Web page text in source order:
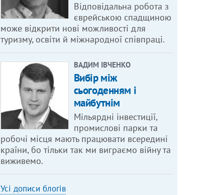
Відповідальна робота з
єврейською спадщиною
може відкрити нові можливості для
туризму, освіти й міжнародної співпраці.
ВАДИМ ІВЧЕНКО
Вибір між
сьогоденням і
майбутнім
Мільярдні інвестиції,
промислові парки та
робочі місця мають працювати всередині
країни, бо тільки так ми виграємо війну та
виживемо.
Усі дописи блогів